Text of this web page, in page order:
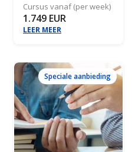
Cursus vanaf (per week)
1.749 EUR
LEER MEER
Speciale aanbieding